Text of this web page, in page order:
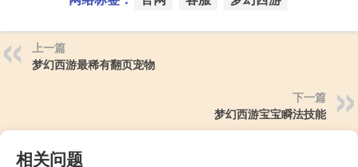
上一篇
梦幻西游最稀有翻页宠物
下一篇
梦幻西游宝宝瞬法技能
相关问题